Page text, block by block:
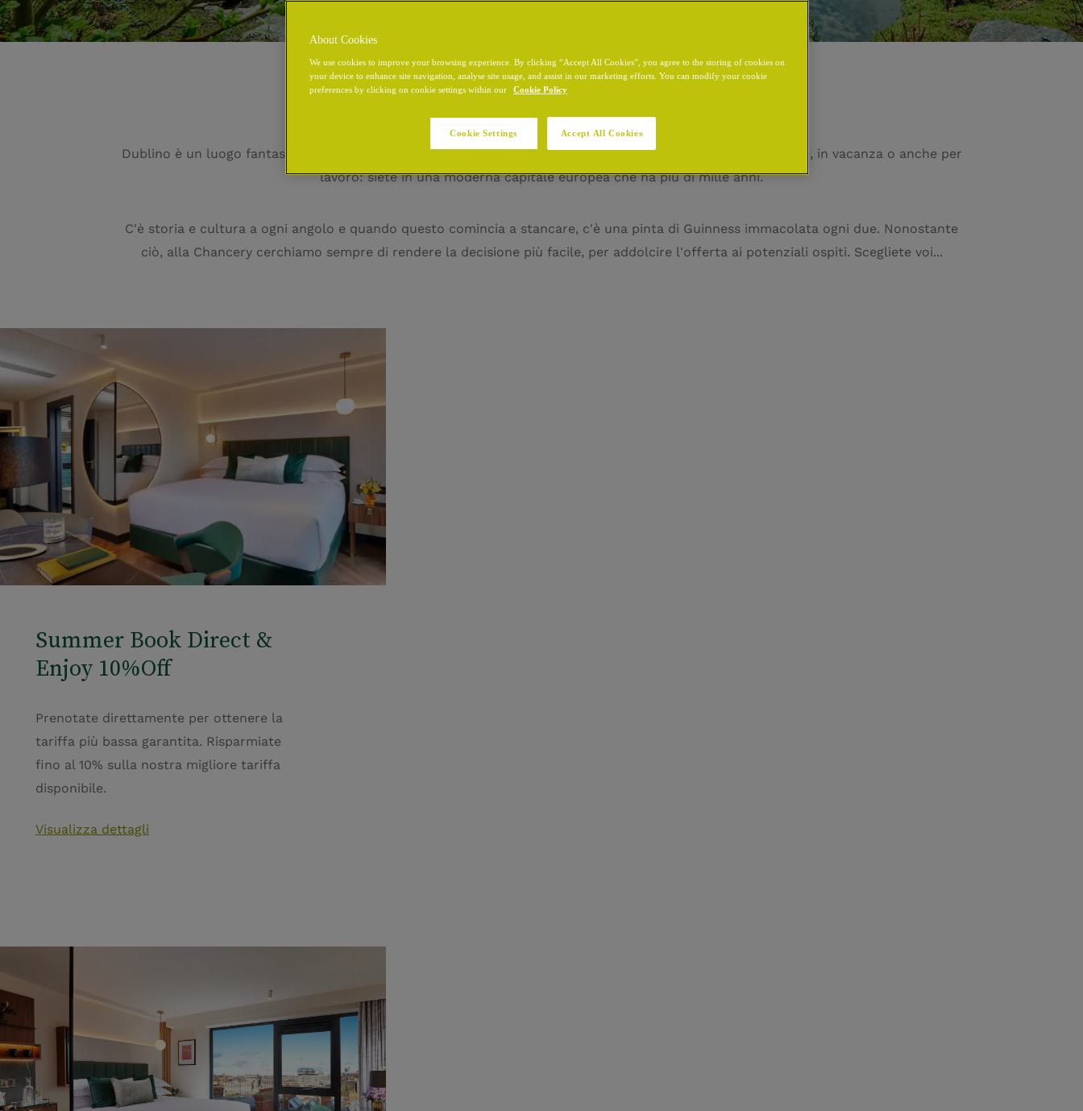
OFFERTE SPECIALI
Dublino è un luogo fantastico da visitare. Senza dubbio. Per una notte, per un fine settimana o per settimane, in vacanza o anche per
lavoro: siete in una moderna capitale europea che ha più di mille anni.
C'è storia e cultura a ogni angolo e quando questo comincia a stancare, c'è una pinta di Guinness immacolata ogni due. Nonostante
ciò, alla Chancery cerchiamo sempre di rendere la decisione più facile, per addolcire l'offerta ai potenziali ospiti. Scegliete voi...
Summer Book Direct &
Enjoy 10%Off
Prenotate direttamente per ottenere la
tariffa più bassa garantita. Risparmiate
fino al 10% sulla nostra migliore tariffa
disponibile.
Visualizza dettagli
About Cookies
We use cookies to improve your browsing experience. By clicking “Accept All Cookies”, you agree to the storing of cookies on
your device to enhance site navigation, analyse site usage, and assist in our marketing efforts. You can modify your cookie
preferences by clicking on cookie settings within our
Cookie Policy
Cookie Settings Accept All Cookies